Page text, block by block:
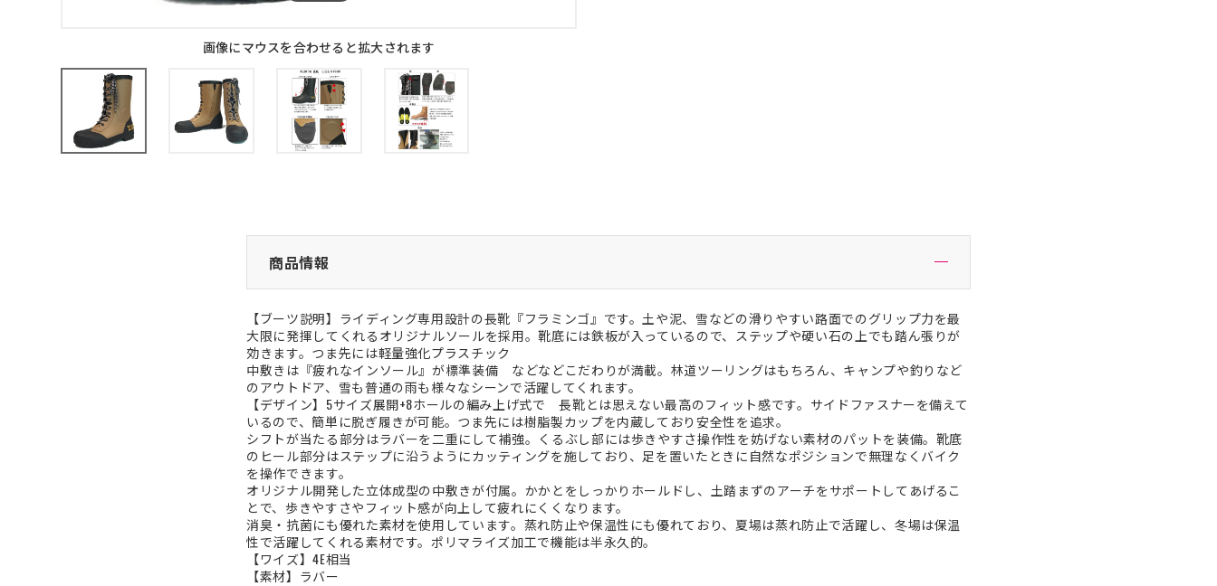
画像にマウスを合わせると拡大されます
商品情報
【ブーツ説明】ライディング専用設計の長靴『フラミンゴ』です。土や泥、雪などの滑りやすい路面でのグリップ力を最
大限に発揮してくれるオリジナルソールを採用。靴底には鉄板が入っているので、ステップや硬い石の上でも踏ん張りが
効きます。つま先には軽量強化プラスチック
中敷きは『疲れなインソール』が標準装備 などなどこだわりが満載。林道ツーリングはもちろん、キャンプや釣りなど
のアウトドア、雪も普通の雨も様々なシーンで活躍してくれます。
【デザイン】5サイズ展開+8ホールの編み上げ式で 長靴とは思えない最高のフィット感です。サイドファスナーを備えて
いるので、簡単に脱ぎ履きが可能。つま先には樹脂製カップを内蔵しており安全性を追求。
シフトが当たる部分はラバーを二重にして補強。くるぶし部には歩きやすさ操作性を妨げない素材のパットを装備。靴底
のヒール部分はステップに沿うようにカッティングを施しており、足を置いたときに自然なポジションで無理なくバイク
を操作できます。
オリジナル開発した立体成型の中敷きが付属。かかとをしっかりホールドし、土踏まずのアーチをサポートしてあげるこ
とで、歩きやすさやフィット感が向上して疲れにくくなります。
消臭・抗菌にも優れた素材を使用しています。蒸れ防止や保温性にも優れており、夏場は蒸れ防止で活躍し、冬場は保温
性で活躍してくれる素材です。ポリマライズ加工で機能は半永久的。
【ワイズ】4E相当
【素材】ラバー